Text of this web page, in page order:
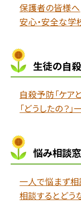
保護者の皆様へ
安心・安全な学
生徒の自
自殺予防「ケア
「どうしたの？
悩み相談
一人で悩まず相
相談するとどう